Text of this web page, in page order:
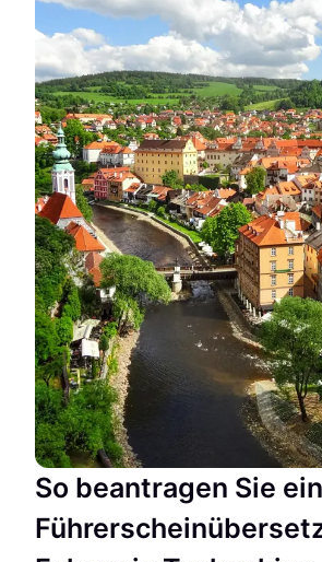
So beantragen Sie